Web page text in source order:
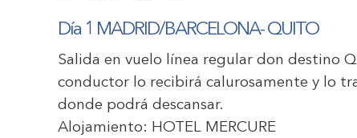
Día 1 MADRID/BARCELONA- QUITO
Salida en vuelo línea regular don destino
conductor lo recibirá calurosamente y lo
donde podrá descansar.
Alojamiento: HOTEL MERCURE